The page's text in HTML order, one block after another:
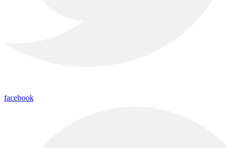
facebook